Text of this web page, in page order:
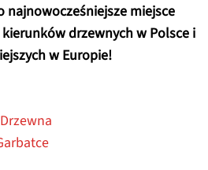
najnowocześniejsze miejsce
kierunków drzewnych w Polsce i
w Europie!